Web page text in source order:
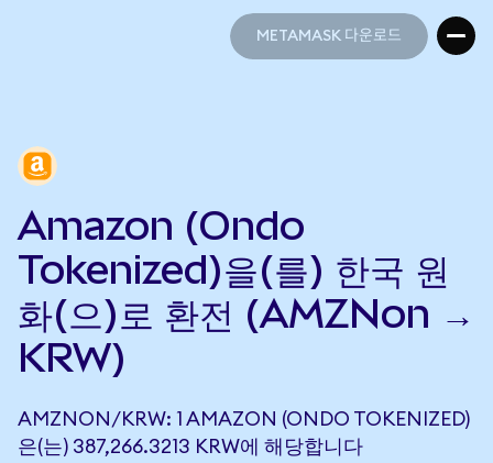
METAMASK 다운로드
Amazon (Ondo
Tokenized)을(를) 한국 원
화(으)로 환전 (AMZNon →
KRW)
AMZNON/KRW: 1 AMAZON (ONDO TOKENIZED)
은(는) 387,266.3213 KRW에 해당합니다